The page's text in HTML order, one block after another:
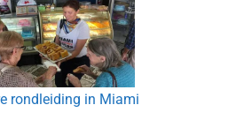
rondleiding in Miami